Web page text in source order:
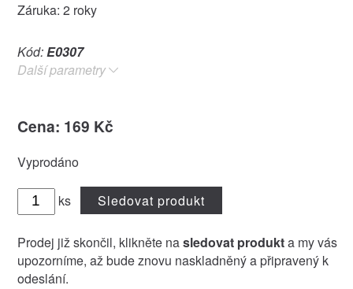
Záruka: 2 roky
Kód:E0307
Další parametry
Cena: 169 Kč
Vyprodáno
ks Sledovat produkt
Prodej již skončil, klikněte nasledovat produkta my vás
upozorníme, až bude znovu naskladněný a připravený k
odeslání.